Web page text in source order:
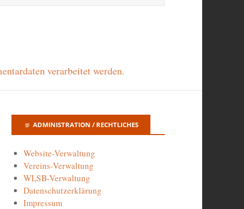
verarbeitet werden.
ADMINISTRATION / RECHTLICHES
Website-Verwaltung
Vereins-Verwaltung
WLSB-Verwaltung
Datenschutzerklärung
Impressum